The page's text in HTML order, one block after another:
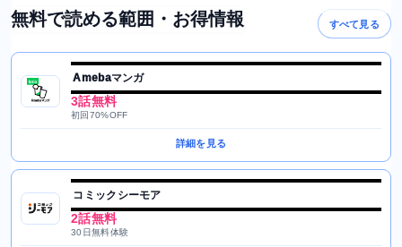
無料で読める範囲・お得情報 すべて見る
Amebaマンガ
3話無料
初回70%OFF
詳細を見る
コミックシーモア
2話無料
30日無料体験